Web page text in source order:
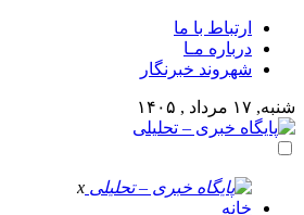
ارتباط با ما
درباره مـا
شهروند خبرنگار
شنبه, ۱۷ مرداد , ۱۴۰۵
x
خانه